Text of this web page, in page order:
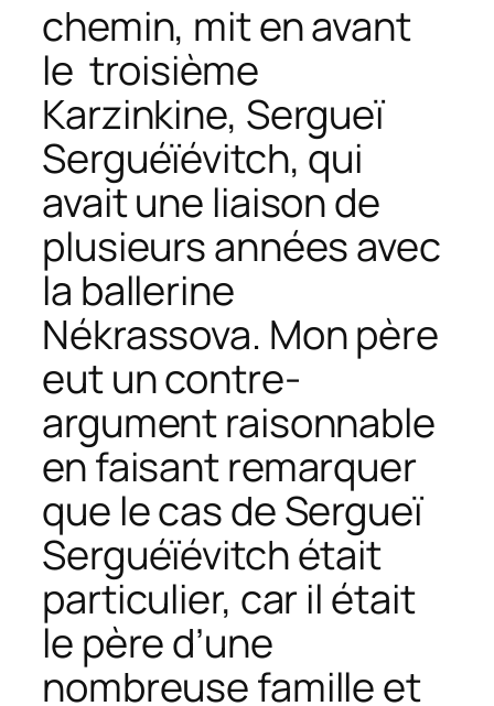
chemin, mit en avant
le troisième
Karzinkine, Sergueï
Serguéïévitch, qui
avait une liaison de
plusieurs années avec
la ballerine
Nékrassova. Mon père
eut un contre-
argument raisonnable
en faisant remarquer
que le cas de Sergueï
Serguéïévitch était
particulier, car il était
le père d’une
nombreuse famille et